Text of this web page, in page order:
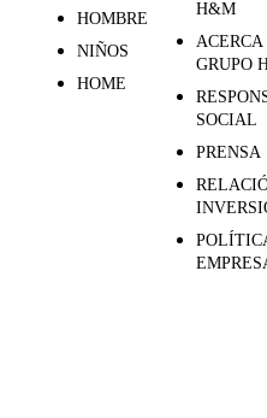
HOMBRE
NIÑOS
HOME
H&M
ACERCA
GRUPO
SOCIAL
PRENSA